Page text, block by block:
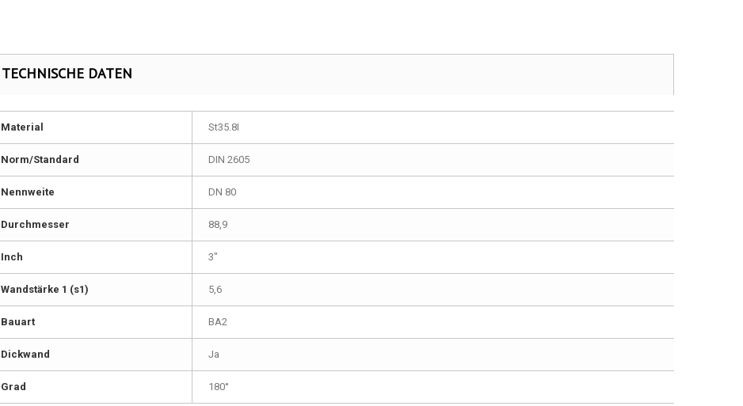
TECHNISCHE DATEN
Material St35.8I
Norm/Standard DIN 2605
Nennweite DN 80
Durchmesser 88,9
Inch 3"
Wandstärke 1 (s1) 5,6
Bauart BA2
Dickwand Ja
Grad 180°